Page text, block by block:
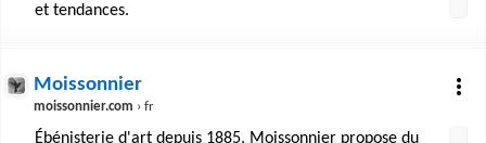
et tendances.
Moissonnier
moissonnier.com › fr
Ébénisterie d'art depuis 1885, Moissonnier propose du